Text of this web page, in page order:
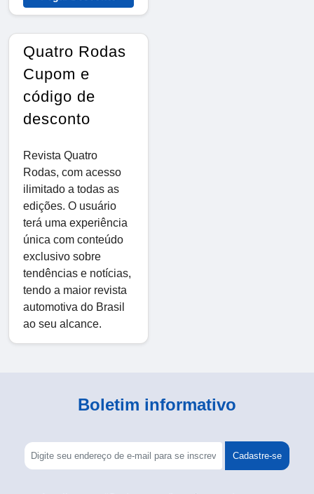
Quatro Rodas
Cupom e
código de
desconto
Revista Quatro
Rodas, com acesso
ilimitado a todas as
edições. O usuário
terá uma experiência
única com conteúdo
exclusivo sobre
tendências e notícias,
tendo a maior revista
automotiva do Brasil
ao seu alcance.
Boletim informativo
Cadastre-se